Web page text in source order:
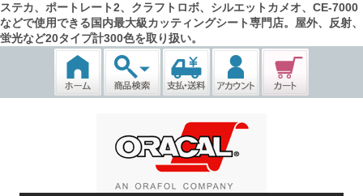
ステカ、ポートレート2、クラフトロボ、シルエットカメオ、CE-7000
などで使用できる国内最大級カッティングシート専門店。屋外、反射、
蛍光など20タイプ計300色を取り扱い。